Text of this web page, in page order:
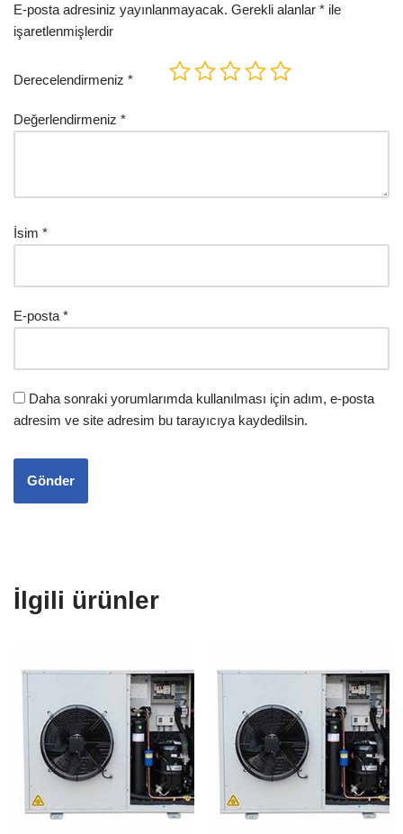
E-posta adresiniz yayınlanmayacak. Gerekli alanlar * ile
işaretlenmişlerdir
Derecelendirmeniz *
Değerlendirmeniz *
İsim *
E-posta *
Daha sonraki yorumlarımda kullanılması için adım, e-posta
adresim ve site adresim bu tarayıcıya kaydedilsin.
İlgili ürünler